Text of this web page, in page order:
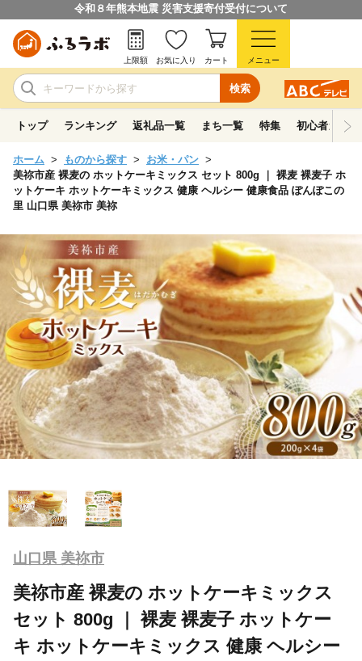
令和８年熊本地震 災害支援寄付受付について
検索
上限額 お気に入り カート メニュー
トップ ランキング 返礼品一覧 まち一覧 特集 初心者ガイド
ホーム ものから探す
お米・パン
美祢市産 裸麦の ホットケーキミックス セット 800g ｜ 裸麦 裸麦子 ホ
ットケーキ ホットケーキミックス 健康 ヘルシー 健康食品 ぽんぽこの
里 山口県 美祢市 美祢
山口県 美祢市
美祢市産 裸麦の ホットケーキミックス
セット 800g ｜ 裸麦 裸麦子 ホットケー
キ ホットケーキミックス 健康 ヘルシー